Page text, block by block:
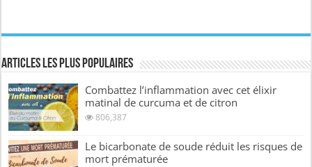
Articles les plus Populaires
Combattez l’inflammation avec cet élixir
matinal de curcuma et de citron
806,387
Le bicarbonate de soude réduit les risques de
mort prématurée